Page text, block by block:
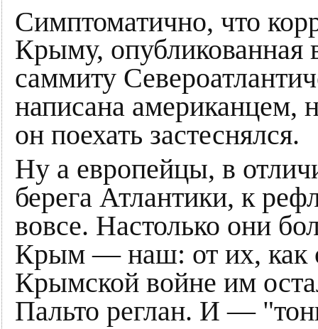
Симптоматично, что
Крыму, опубликованная
саммиту
написана
он поехать застеснялся.
Ну а европейцы, в
берега Атлантики, к
вовсе. Настолько они
Крым — наш: от их, как
Крымской войне им
Пальто реглан. И —